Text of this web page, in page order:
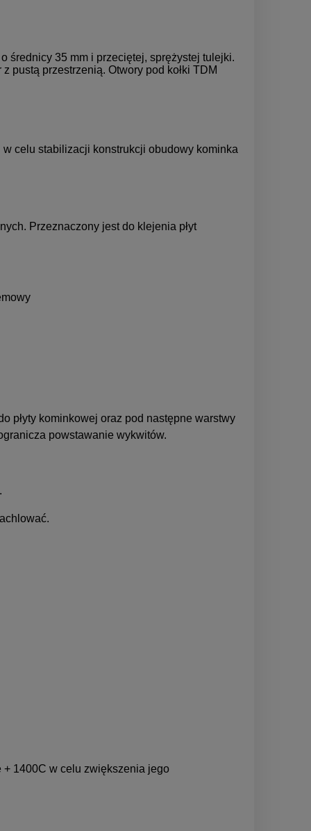
średnicy 35 mm i przeciętej, sprężystej tulejki.
pustą przestrzenią. Otwory pod kołki TDM
celu stabilizacji konstrukcji obudowy kominka
Przeznaczony jest do klejenia płyt
płyty kominkowej oraz pod następne warstwy
powstawanie wykwitów.
+ 1400C w celu zwiększenia jego